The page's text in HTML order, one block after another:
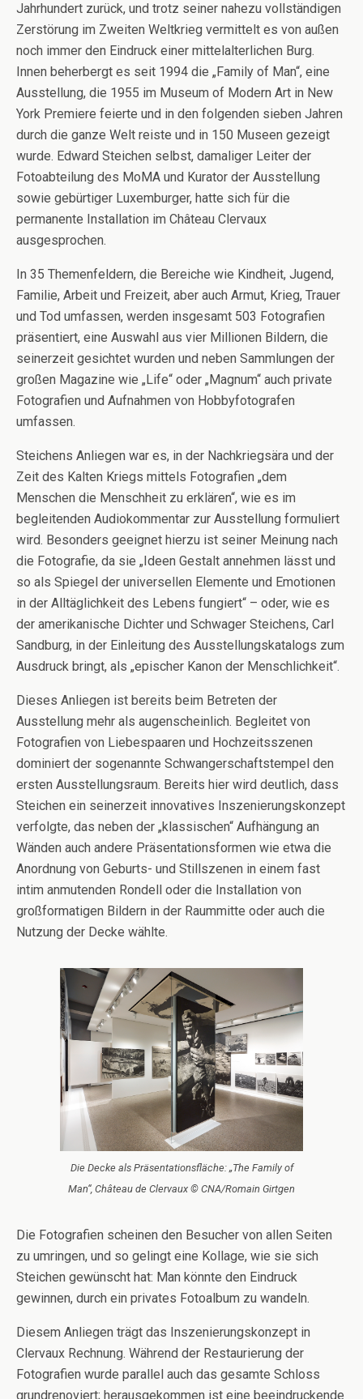
Jahrhundert zurück, und trotz seiner nahezu vollständigen
Zerstörung im Zweiten Weltkrieg vermittelt es von außen
noch immer den Eindruck einer mittelalterlichen Burg.
Innen beherbergt es seit 1994 die „Family of Man“, eine
Ausstellung, die 1955 im Museum of Modern Art in New
York Premiere feierte und in den folgenden sieben Jahren
durch die ganze Welt reiste und in 150 Museen gezeigt
wurde. Edward Steichen selbst, damaliger Leiter der
Fotoabteilung des MoMA und Kurator der Ausstellung
sowie gebürtiger Luxemburger, hatte sich für die
permanente Installation im Château Clervaux
ausgesprochen.
In 35 Themenfeldern, die Bereiche wie Kindheit, Jugend,
Familie, Arbeit und Freizeit, aber auch Armut, Krieg, Trauer
und Tod umfassen, werden insgesamt 503 Fotografien
präsentiert, eine Auswahl aus vier Millionen Bildern, die
seinerzeit gesichtet wurden und neben Sammlungen der
großen Magazine wie „Life“ oder „Magnum“ auch private
Fotografien und Aufnahmen von Hobbyfotografen
umfassen.
Steichens Anliegen war es, in der Nachkriegsära und der
Zeit des Kalten Kriegs mittels Fotografien „dem
Menschen die Menschheit zu erklären“, wie es im
begleitenden Audiokommentar zur Ausstellung formuliert
wird. Besonders geeignet hierzu ist seiner Meinung nach
die Fotografie, da sie „Ideen Gestalt annehmen lässt und
so als Spiegel der universellen Elemente und Emotionen
in der Alltäglichkeit des Lebens fungiert“ – oder, wie es
der amerikanische Dichter und Schwager Steichens, Carl
Sandburg, in der Einleitung des Ausstellungskatalogs zum
Ausdruck bringt, als „epischer Kanon der Menschlichkeit“.
Dieses Anliegen ist bereits beim Betreten der
Ausstellung mehr als augenscheinlich. Begleitet von
Fotografien von Liebespaaren und Hochzeitsszenen
dominiert der sogenannte Schwangerschaftstempel den
ersten Ausstellungsraum. Bereits hier wird deutlich, dass
Steichen ein seinerzeit innovatives Inszenierungskonzept
verfolgte, das neben der „klassischen“ Aufhängung an
Wänden auch andere Präsentationsformen wie etwa die
Anordnung von Geburts- und Stillszenen in einem fast
intim anmutenden Rondell oder die Installation von
großformatigen Bildern in der Raummitte oder auch die
Nutzung der Decke wählte.
Die Decke als Präsentationsfläche: „The Family of
Man“, Château de Clervaux © CNA/Romain Girtgen
Die Fotografien scheinen den Besucher von allen Seiten
zu umringen, und so gelingt eine Kollage, wie sie sich
Steichen gewünscht hat: Man könnte den Eindruck
gewinnen, durch ein privates Fotoalbum zu wandeln.
Diesem Anliegen trägt das Inszenierungskonzept in
Clervaux Rechnung. Während der Restaurierung der
Fotografien wurde parallel auch das gesamte Schloss
grundrenoviert; herausgekommen ist eine beeindruckende